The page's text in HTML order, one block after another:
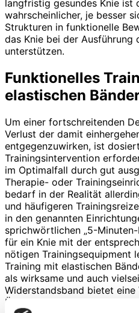
langfristig gesundes Knie ist
wahrscheinlicher, je besser
Strukturen in funktionelle
das Knie bei der Ausführung
unterstützen.
Funktionelles
elastischen
Um einer fortschreitenden
Verlust der damit
entgegenzuwirken, ist
Trainingsintervention
im Optimalfall durch gut
Therapie- oder
bedarf in der Realität
und häufigeren
in den genannten
sprichwörtlichen „5-
für ein Knie mit der
nötigen Trainingsequipment
Training mit elastischen
als wirksame und auch
Widerstandsband bietet eine
Übungsmöglichkeiten. Daher